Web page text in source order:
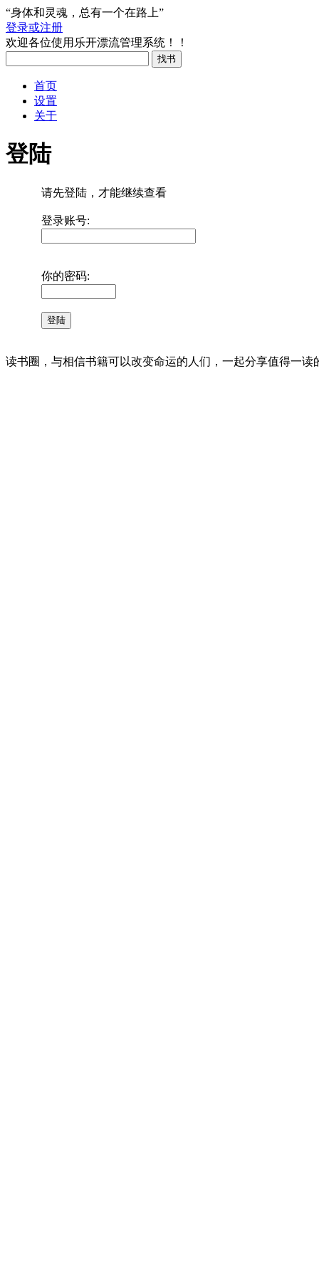
“身体和灵魂，总有一个在路上”
登录或注册
欢迎各位使用乐开漂流管理系统！！
首页
设置
关于
登陆
请先登陆，才能继续查看
登录账号:
你的密码:
读书圈，与相信书籍可以改变命运的人们，一起分享值得一读